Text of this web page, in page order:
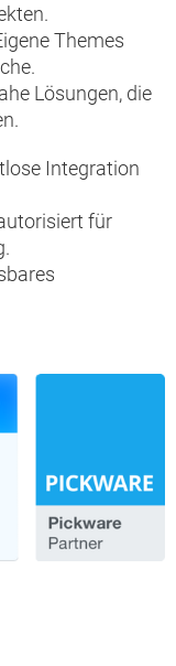
Themes
Lösungen, die
Integration
für